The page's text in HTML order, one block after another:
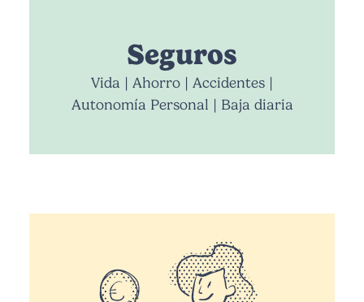
Seguros
Vida | Ahorro | Accidentes |
Autonomía Personal | Baja diaria